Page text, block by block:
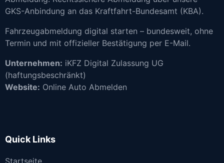
GKS-Anbindung an das Kraftfahrt-Bundesamt (KBA).
Fahrzeugabmeldung digital starten – bundesweit, ohne
Termin und mit offizieller Bestätigung per E-Mail.
Unternehmen: iKFZ Digital Zulassung UG
(haftungsbeschränkt)
Website: Online Auto Abmelden
Quick Links
Startseite